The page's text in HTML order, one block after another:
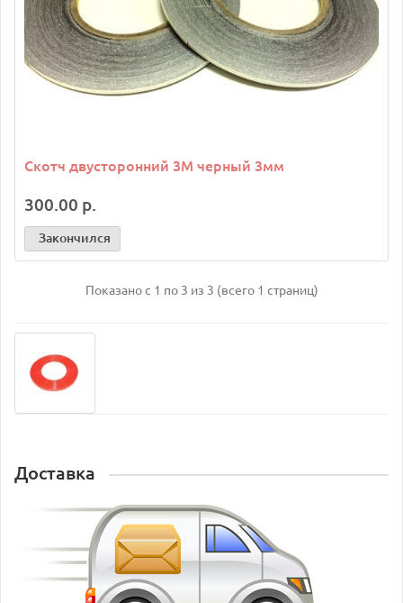
Скотч двусторонний 3M черный 3мм
300.00 р.
Закончился
Показано с 1 по 3 из 3 (всего 1 страниц)
Доставка